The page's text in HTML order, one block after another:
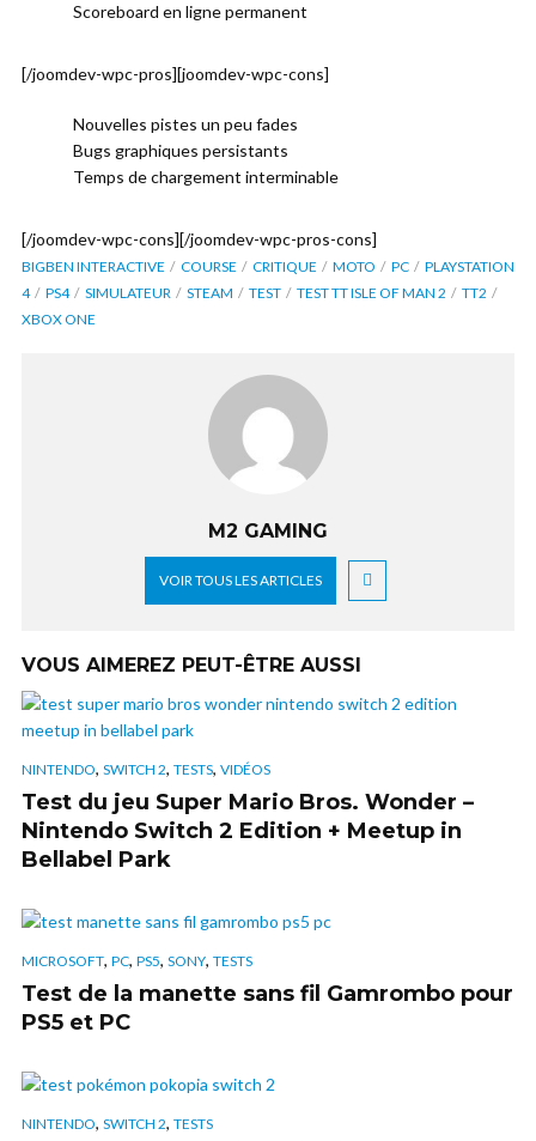
Scoreboard en ligne permanent
[/joomdev-wpc-pros][joomdev-wpc-cons]
Nouvelles pistes un peu fades
Bugs graphiques persistants
Temps de chargement interminable
[/joomdev-wpc-cons][/joomdev-wpc-pros-cons]
BIGBEN INTERACTIVE COURSE CRITIQUE MOTO PC
PLAYSTATION
4
PS4 SIMULATEUR STEAM TEST TEST TT ISLE OF MAN 2
TT2
XBOX ONE
M2 GAMING
VOIR TOUS LES ARTICLES
VOUS AIMEREZ PEUT-ÊTRE AUSSI
NINTENDO, SWITCH 2, TESTS, VIDÉOS
Test du jeu Super Mario Bros. Wonder –
Nintendo Switch 2 Edition + Meetup in
Bellabel Park
MICROSOFT, PC, PS5, SONY, TESTS
Test de la manette sans fil Gamrombo pour
PS5 et PC
NINTENDO, SWITCH 2, TESTS